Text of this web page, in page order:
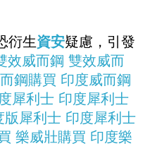
衍生資安疑慮，引發
效威而鋼 雙效威而
鋼購買 印度威而鋼
犀利士 印度犀利士
版犀利士 印度犀利士
樂威壯購買 印度樂